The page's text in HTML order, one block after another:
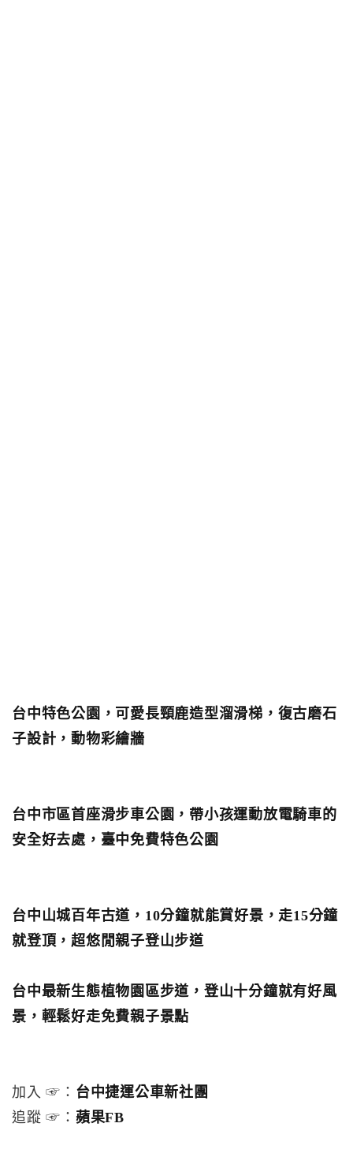
台中特色公園，可愛長頸鹿造型溜滑梯，復古磨石
子設計，動物彩繪牆
台中市區首座滑步車公園，帶小孩運動放電騎車的
安全好去處，臺中免費特色公園
台中山城百年古道，10分鐘就能賞好景，走15分鐘
就登頂，超悠閒親子登山步道
台中最新生態植物園區步道，登山十分鐘就有好風
景，輕鬆好走免費親子景點
加入 ☞： 台中捷運公車新社團
追蹤 ☞： 蘋果FB